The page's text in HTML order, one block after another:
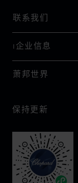
联系我们
I企业信息
萧邦世界
保持更新